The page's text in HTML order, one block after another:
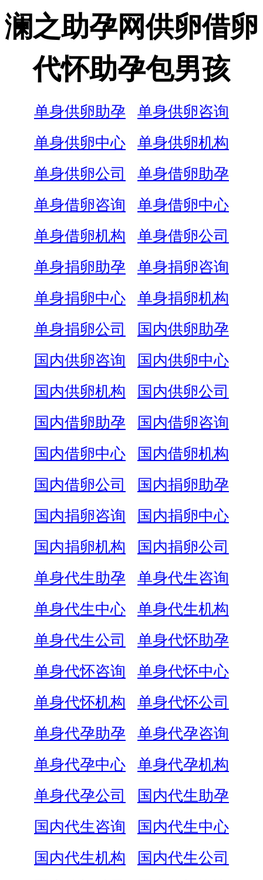
澜之助孕网供卵借卵
代怀助孕包男孩
单身供卵助孕
单身供卵咨询
单身供卵中心
单身供卵机构
单身供卵公司
单身借卵助孕
单身借卵咨询
单身借卵中心
单身借卵机构
单身借卵公司
单身捐卵助孕
单身捐卵咨询
单身捐卵中心
单身捐卵机构
单身捐卵公司
国内供卵助孕
国内供卵咨询
国内供卵中心
国内供卵机构
国内供卵公司
国内借卵助孕
国内借卵咨询
国内借卵中心
国内借卵机构
国内借卵公司
国内捐卵助孕
国内捐卵咨询
国内捐卵中心
国内捐卵机构
国内捐卵公司
单身代生助孕
单身代生咨询
单身代生中心
单身代生机构
单身代生公司
单身代怀助孕
单身代怀咨询
单身代怀中心
单身代怀机构
单身代怀公司
单身代孕助孕
单身代孕咨询
单身代孕中心
单身代孕机构
单身代孕公司
国内代生助孕
国内代生咨询
国内代生中心
国内代生机构
国内代生公司